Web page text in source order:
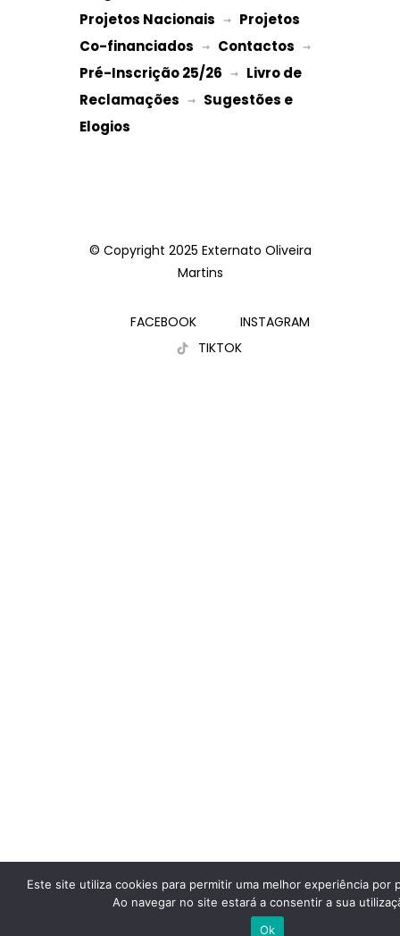
Projetos Nacionais → Projetos
Co-financiados → Contactos
Pré-Inscrição 25/26 → Livro de
Reclamações → Sugestões e
Elogios
© Copyright 2025 Externato Oliveira
Martins
FACEBOOK
INSTAGRAM
TIKTOK
Este site utiliza cookies para permitir uma melhor experiência por
Ao navegar no site estará a consentir a sua
Ok